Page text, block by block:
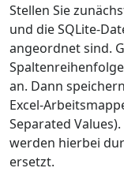
Stellen Sie
und die SQLite-
angeordnet sind.
an. Dann
Excel-
Separated
werden hierbei
ersetzt.